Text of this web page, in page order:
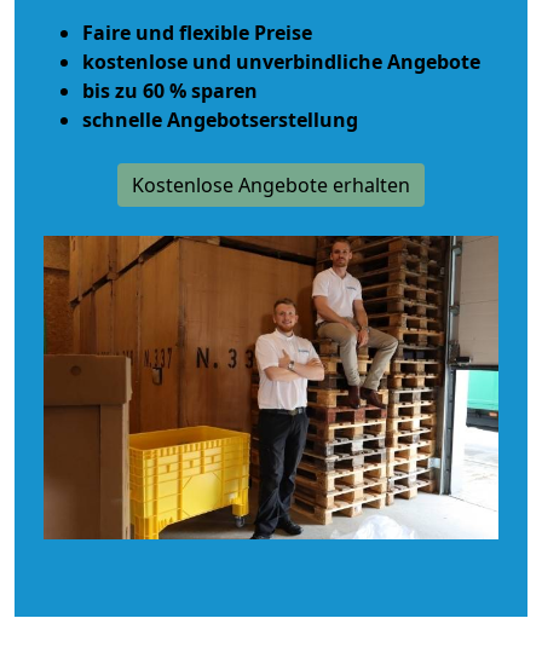
Faire und flexible Preise
kostenlose und unverbindliche Angebote
bis zu 60 % sparen
schnelle Angebotserstellung
Kostenlose Angebote erhalten